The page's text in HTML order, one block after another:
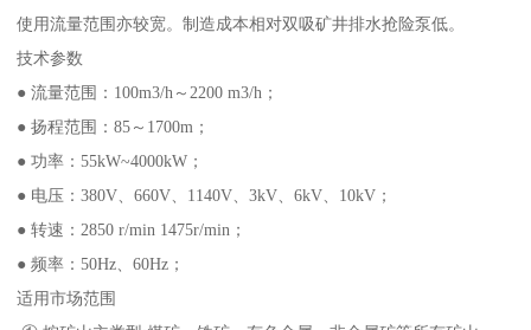
使用流量范围亦较宽。制造成本相对双吸矿井排水抢险泵低。
技术参数
● 流量范围：100m3/h～2200 m3/h；
● 扬程范围：85～1700m；
● 功率：55kW~4000kW；
● 电压：380V、660V、1140V、3kV、6kV、10kV；
● 转速：2850 r/min 1475r/min；
● 频率：50Hz、60Hz；
适用市场范围